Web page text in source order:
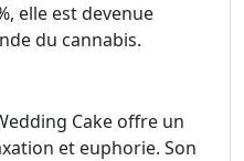
elle est devenue
du cannabis.
Cake offre un
et euphorie. Son